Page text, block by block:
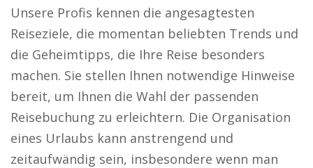
Unsere Profis kennen die angesagtesten
Reiseziele, die momentan beliebten Trends und
die Geheimtipps, die Ihre Reise besonders
machen. Sie stellen Ihnen notwendige Hinweise
bereit, um Ihnen die Wahl der passenden
Reisebuchung zu erleichtern. Die Organisation
eines Urlaubs kann anstrengend und
zeitaufwändig sein, insbesondere wenn man